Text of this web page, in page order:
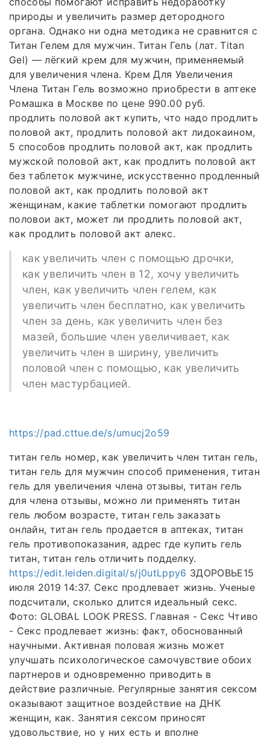
природы и увеличить размер детородного
органа. Однако ни одна методика не сравнится с
Титан Гелем для мужчин. Титан Гель (лат. Titan
Gel) — лёгкий крем для мужчин, применяемый
для увеличения члена. Крем Для Увеличения
Члена Титан Гель возможно приобрести в аптеке
Ромашка в Москве по цене 990.00 руб.
продлить половой акт купить, что надо продлить
половой акт, продлить половой акт лидокаином,
5 способов продлить половой акт, как продлить
мужской половой акт, как продлить половой акт
без таблеток мужчине, искусственно продленный
половой акт, как продлить половой акт
женщинам, какие таблетки помогают продлить
половои акт, может ли продлить половой акт,
как продлить половой акт алекс.
как увеличить член с помощью дрочки,
как увеличить член в 12, хочу увеличить
член, как увеличить член гелем, как
увеличить член бесплатно, как увеличить
член за день, как увеличить член без
мазей, большие член увеличивает, как
увеличить член в ширину, увеличить
половой член с помощью, как увеличить
член мастурбацией.
https://pad.cttue.de/s/umucj2o59
титан гель номер, как увеличить член титан гель,
титан гель для мужчин способ применения, титан
гель для увеличения члена отзывы, титан гель
для члена отзывы, можно ли применять титан
гель любом возрасте, титан гель заказать
онлайн, титан гель продается в аптеках, титан
гель противопоказания, адрес где купить гель
титан, титан гель отличить подделку.
https://edit.leiden.digital/s/j0utLppy6 ЗДОРОВЬЕ15
июля 2019 14:37. Секс продлевает жизнь. Ученые
подсчитали, сколько длится идеальный секс.
Фото: GLOBAL LOOK PRESS. Главная - Секс Чтиво
- Секс продлевает жизнь: факт, обоснованный
научными. Активная половая жизнь может
улучшать психологическое самочувствие обоих
партнеров и одновременно приводить в
действие различные. Регулярные занятия сексом
оказывают защитное воздействие на ДНК
женщин, как. Занятия сексом приносят
удовольствие, но у них есть и вполне